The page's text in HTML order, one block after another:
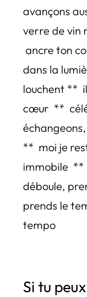
avançons
verre de vin
ancre ton
dans la
louchent **
cœur **
** moi je
immobile **
déboule,
prends le
tempo
Si tu